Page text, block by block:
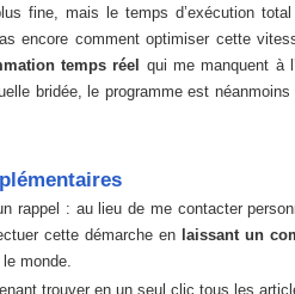
fine, mais le temps d’exécution
encore comment optimiser cette
temps réel
qui me manquent à
bridée, le programme est
rappel : au lieu de me contacter
cette démarche en laissant un
monde.
trouver en un seul clic tous les